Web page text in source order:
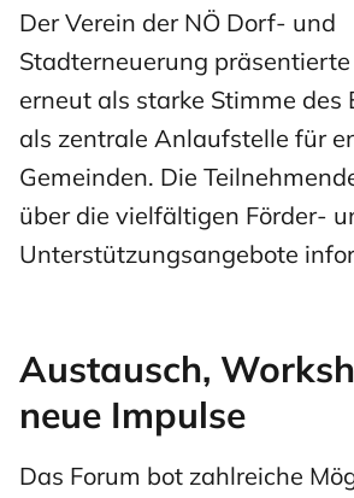
Der Verein der NÖ Dorf- und
Stadterneuerung
erneut als starke Stimme des
als zentrale Anlaufstelle für
Gemeinden. Die
über die vielfältigen Förder-
Unterstützungsangebote
Austausch,
neue Impulse
Das Forum bot zahlreiche